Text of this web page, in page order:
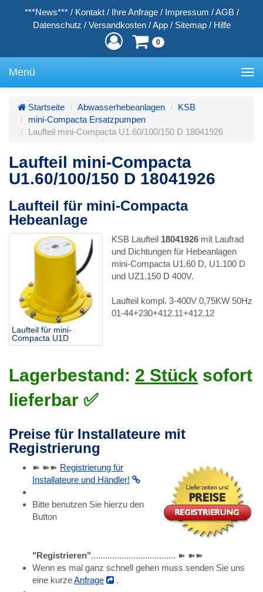
***News*** / Kontakt / Ihre Anfrage / Impressum / AGB /
Datenschutz / Versandkosten / App / Sitemap / Hilfe
0
Menü
Startseite Abwasserhebeanlagen
KSB
mini-Compacta Ersatzpumpen
Laufteil mini-Compacta U1.60/100/150 D 18041926
Laufteil mini-Compacta
U1.60/100/150 D 18041926
Laufteil für mini-Compacta
Hebeanlage
Laufteil für mini-
Compacta U1D
KSB Laufteil 18041926 mit Laufrad
und Dichtungen für Hebeanlagen
mini-Compacta U1.60 D, U1.100 D
und UZ1.150 D 400V.
Laufteil kompl. 3-400V 0,75KW 50Hz
01-44+230+412.11+412.12
Lagerbestand: 2 Stück sofort
lieferbar ✅
Preise für Installateure mit
Registrierung
➽ ➽➽ Registrierung für
Installateure und Händler!
Bitte benutzen Sie hierzu den
Button
"Registrieren".................................... ➽ ➽➽
Wenn es mal ganz schnell gehen muss senden Sie uns
eine kurzeAnfrage .